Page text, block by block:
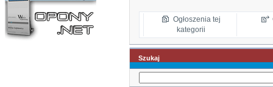
Ogłoszenia tej
kategorii
Szukaj